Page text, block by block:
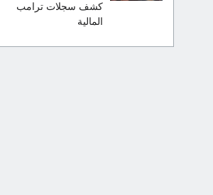
كشف سجلات ترامب
المالية